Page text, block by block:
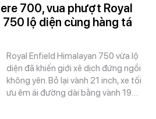
700, vua phượt Royal
lộ diện cùng hàng tá
Royal Enfield Himalayan 750 vừa lộ
diện đã khiến giới xê dịch đứng ngồi
không yên. Bỏ lại vành 21 inch, xe tối
ưu êm ái đường dài bằng vành 19…